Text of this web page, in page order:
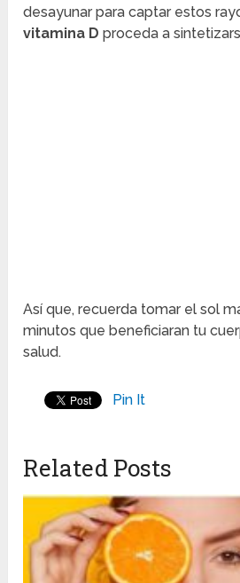
desayunar para captar estos
vitamina D proceda a
Así que, recuerda tomar el sol
minutos que beneficiaran tu
salud.
Pin It
Related Posts